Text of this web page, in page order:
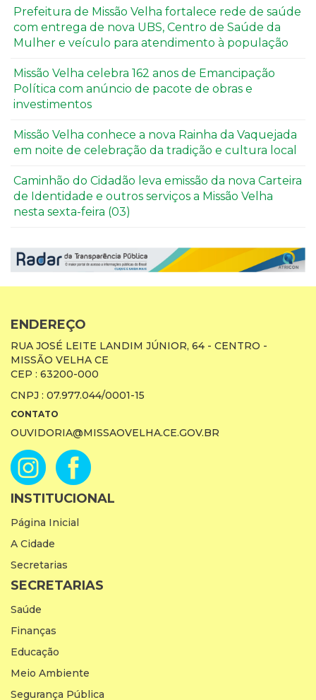
Prefeitura de Missão Velha fortalece rede de saúde
com entrega de nova UBS, Centro de Saúde da
Mulher e veículo para atendimento à população
Missão Velha celebra 162 anos de Emancipação
Política com anúncio de pacote de obras e
investimentos
Missão Velha conhece a nova Rainha da Vaquejada
em noite de celebração da tradição e cultura local
Caminhão do Cidadão leva emissão da nova Carteira
de Identidade e outros serviços a Missão Velha
nesta sexta-feira (03)
ENDEREÇO
RUA JOSÉ LEITE LANDIM JÚNIOR, 64 - CENTRO -
MISSÃO VELHA CE
CEP : 63200-000
CNPJ : 07.977.044/0001-15
CONTATO
OUVIDORIA@MISSAOVELHA.CE.GOV.BR
INSTITUCIONAL
Página Inicial
A Cidade
Secretarias
SECRETARIAS
Saúde
Finanças
Educação
Meio Ambiente
Segurança Pública